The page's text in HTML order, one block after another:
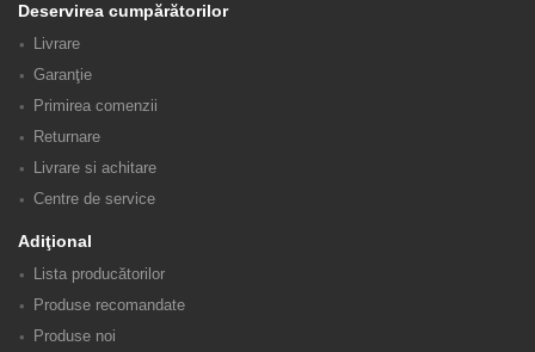
Deservirea cumpărătorilor
Livrare
Garanţie
Primirea comenzii
Returnare
Livrare si achitare
Centre de service
Adiţional
Lista producătorilor
Produse recomandate
Produse noi